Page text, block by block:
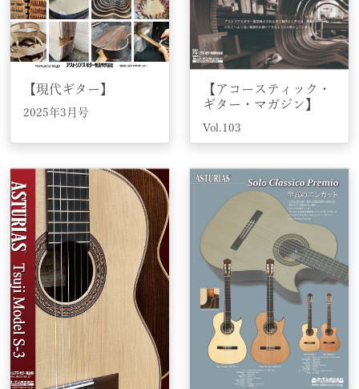
【現代ギター】
2025年3月号
【アコースティック・
ギター・マガジン】
Vol.103